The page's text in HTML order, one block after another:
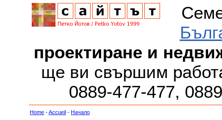
проектиране и
ще ви свършим
0889-477-477,
Home -Accueil - Начало